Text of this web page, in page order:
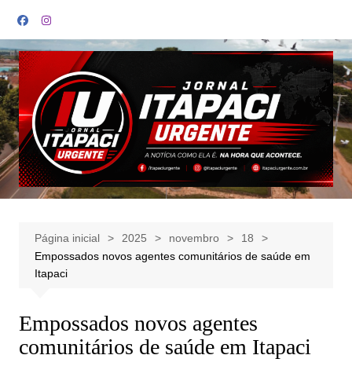
para
o
conteúdo
Página inicial 2025 novembro
18
Empossados novos agentes comunitários de saúde em
Itapaci
Empossados novos agentes
comunitários de saúde em Itapaci